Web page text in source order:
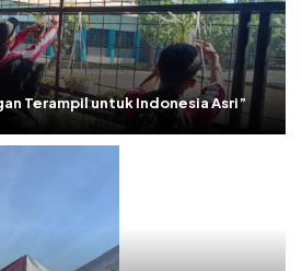
Terampil untuk Indonesia Asri”